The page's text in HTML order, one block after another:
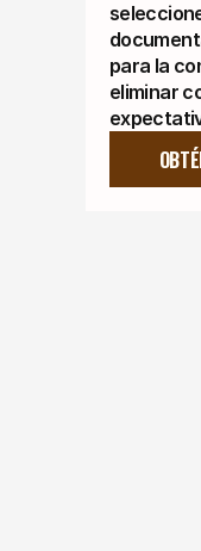
para la
eliminar